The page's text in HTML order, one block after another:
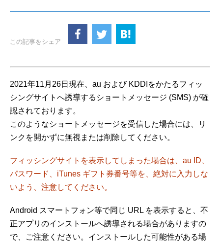
この記事をシェア
2021年11月26日現在、au および KDDIをかたるフィッ
シングサイトへ誘導するショートメッセージ (SMS) が確
認されております。
このようなショートメッセージを受信した場合には、リ
ンクを開かずに無視または削除してください。
フィッシングサイトを表示してしまった場合は、au ID、
パスワード、iTunes ギフト券番号等を、絶対に入力しな
いよう、注意してください。
Android スマートフォン等で同じ URL を表示すると、不
正アプリのインストールへ誘導される場合がありますの
で、ご注意ください。インストールした可能性がある場